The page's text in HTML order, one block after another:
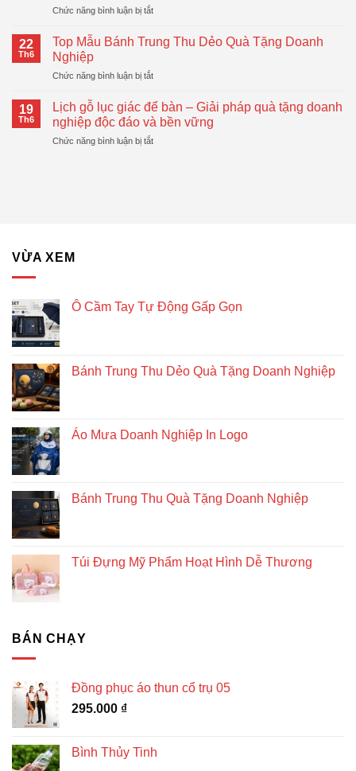
Hiện
Thiết
In
–
Quà
Doanh
Nghiệp
Chức năng bình luận bị tắtở
Cầm
Tay
Động
Gọn
Đang
Xu
22
Th6
Top Mẫu Bánh Trung Thu Dẻo Quà Tặng Doanh
Nghiệp
Chức năng bình luận bị tắtở
Mẫu
Bánh
Trung
Thu
19
Th6
Lịch gỗ lục giác để bàn – Giải pháp quà tặng doanh
nghiệp độc đáo và bền vững
Chức năng bình luận bị tắtở
doanh
bền
VỪA XEM
Ô Cầm Tay Tự Động Gấp Gọn
Bánh Trung Thu Dẻo Quà Tặng Doanh Nghiệp
Áo Mưa Doanh Nghiệp In Logo
Bánh Trung Thu Quà Tặng Doanh Nghiệp
Túi Đựng Mỹ Phẩm Hoạt Hình Dễ Thương
BÁN CHẠY
Đồng phục áo thun cổ trụ 05
295.000 ₫
Bình Thủy Tinh